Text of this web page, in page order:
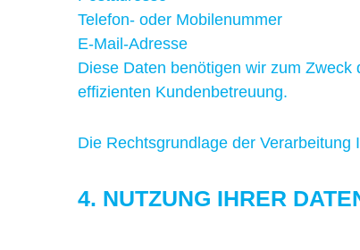
Telefon- oder Mobilenummer
E-Mail-Adresse
Diese Daten benötigen wir zum
effizienten Kundenbetreuung.
Die Rechtsgrundlage der
4. NUTZUNG IHRER